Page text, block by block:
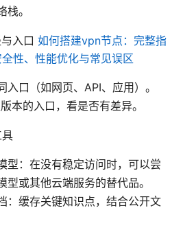
。
入口 如何搭建vpn节点：完整指
性、性能优化与常见误区
入口（如网页、API、应用）。
本的入口，看是否有差异。
型：在没有稳定访问时，可以尝
型或其他云端服务的替代品。
：缓存关键知识点，结合公开文